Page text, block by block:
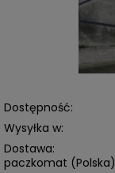
Dostępność:
Wysyłka w:
Dostawa:
paczkomat (Polska)